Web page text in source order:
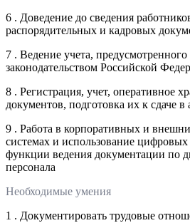
6 . Доведение до сведения
распорядительных и кадровых
7 . Ведение учета,
законодательством Российской
8 . Регистрация, учет, оперативное
документов, подготовка их к сдаче в
9 . Работа в корпоративных и
системах и использование
функции ведения документации по
персонала
Необходимые умения
1 . Документировать трудовые